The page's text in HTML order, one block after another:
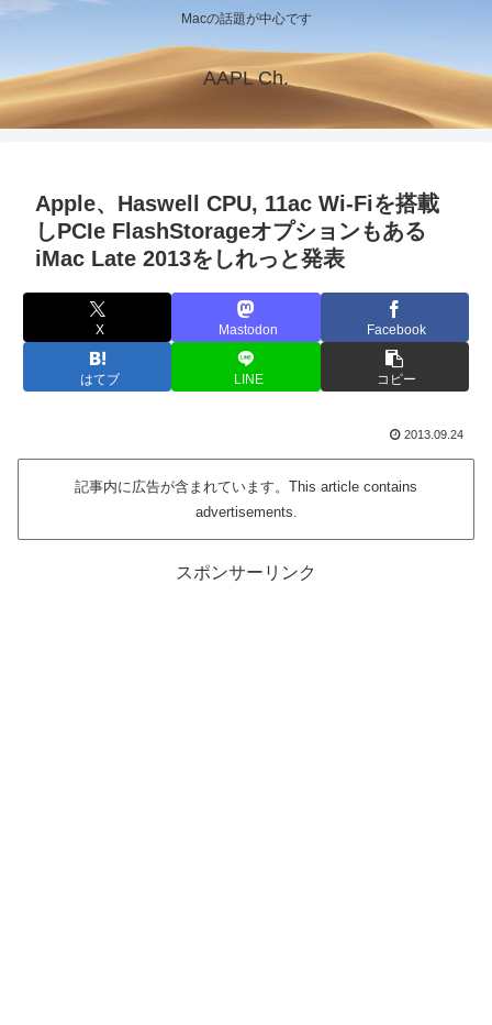
Macの話題が中心です
AAPL Ch.
Apple、Haswell CPU, 11ac Wi-Fiを搭載
しPCIe FlashStorageオプションもある
iMac Late 2013をしれっと発表
X Mastodon Facebook
はてブ LINE コピー
2013.09.24
記事内に広告が含まれています。This article contains
advertisements.
スポンサーリンク